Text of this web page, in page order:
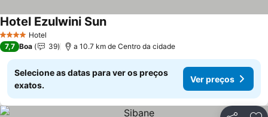
4 EstrelasHotel
Hotel Ezulwini Sun
7,7 Boa 39 a 10.7 km de Centro da cidade
Selecione as datas para ver os preços
exatos.
Ver preços